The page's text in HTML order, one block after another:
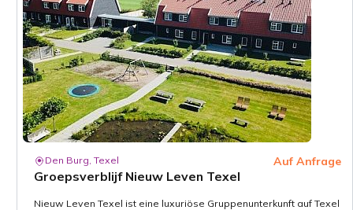
Den Burg, Texel
Groepsverblijf Nieuw Leven Texel
Auf Anfrage
Nieuw Leven Texel ist eine luxuriöse Gruppenunterkunft auf Texel